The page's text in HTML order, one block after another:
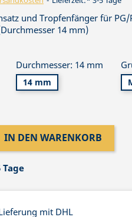
und Tropfenfänger für PG/
14 mm)
Durchmesser: 14 mm
14 mm
IN DEN WARENKORB
mit DHL